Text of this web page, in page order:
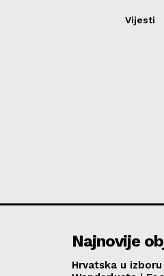
Vijesti
Najnovije
Hrvatska u